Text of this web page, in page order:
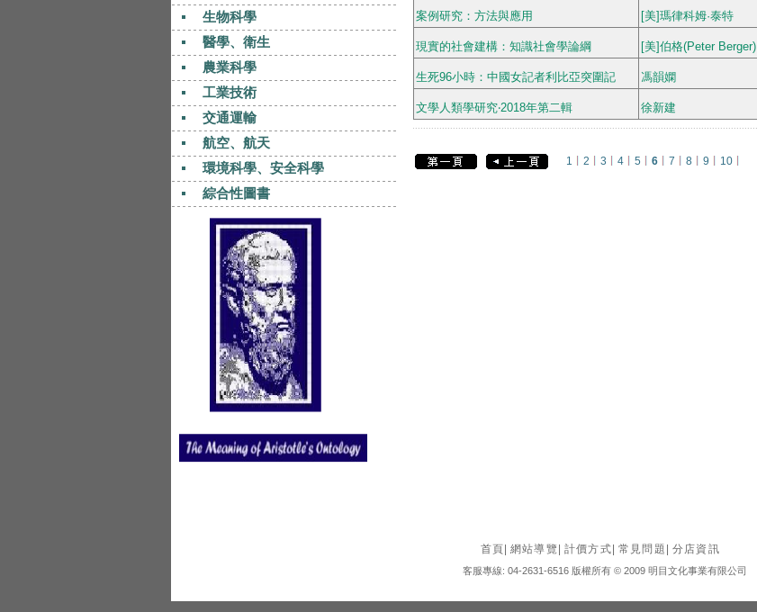
生物科學
醫學、衛生
農業科學
工業技術
交通運輸
航空、航天
環境科學、安全科學
綜合性圖書
案例研究：方法與應用 [美]瑪律科姆·泰特
現實的社會建構：知識社會學論綱 [美]伯格(Peter Berger)
生死96小時：中國女記者利比亞突圍記 馮韻嫻
文學人類學研究‧2018年第二輯 徐新建
1 2 3 4 5 6 7 8 9 10
首頁 網站導覽 計價方式 常見問題 分店資訊
客服專線: 04-2631-6516 版權所有 © 2009 明目文化事業有限公司